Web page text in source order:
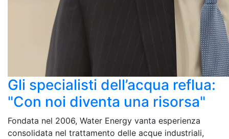
Gli specialisti dell’acqua reflua:
"Con noi diventa una risorsa"
Fondata nel 2006, Water Energy vanta esperienza
consolidata nel trattamento delle acque industriali,